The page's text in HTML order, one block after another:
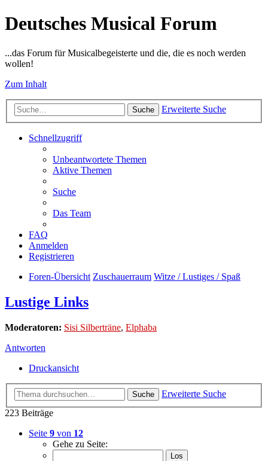
Deutsches Musical Forum
...das Forum für Musicalbegeisterte und die, die es noch werden
wollen!
Zum Inhalt
Suche Erweiterte Suche
Schnellzugriff
Unbeantwortete Themen
Aktive Themen
Suche
Das Team
FAQ
Anmelden
Registrieren
Foren-Übersicht Zuschauerraum Witze / Lustiges / Spaß
Lustige Links
Moderatoren: Sisi Silberträne, Elphaba
Antworten
Druckansicht
Suche
Erweiterte Suche
223 Beiträge
Seite 9 von 12
Gehe zu Seite: